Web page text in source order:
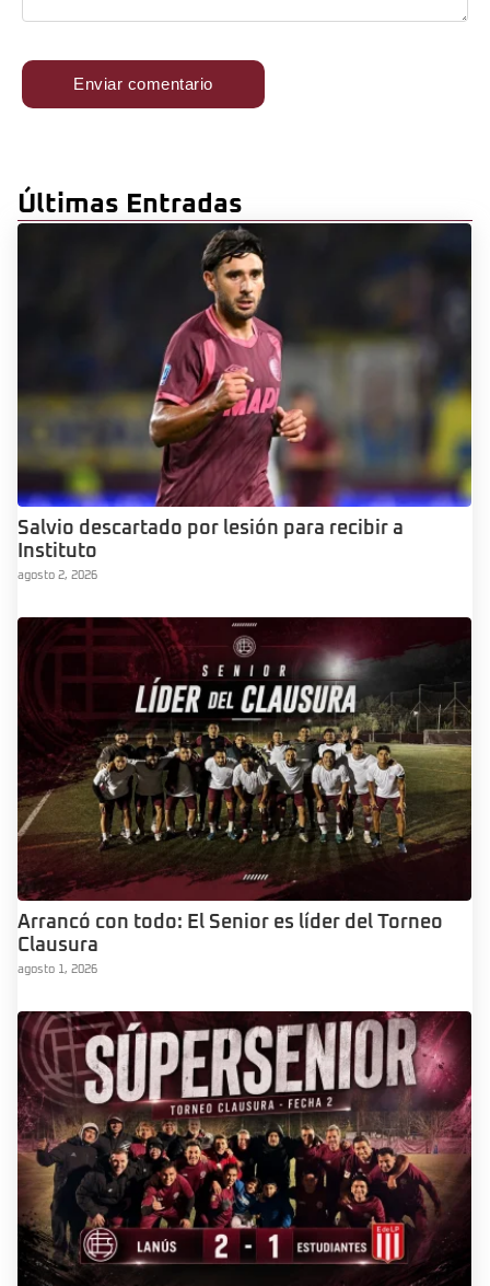
Últimas Entradas
Salvio descartado por lesión para recibir a
Instituto
agosto 2, 2026
Arrancó con todo: El Senior es líder del Torneo
Clausura
agosto 1, 2026